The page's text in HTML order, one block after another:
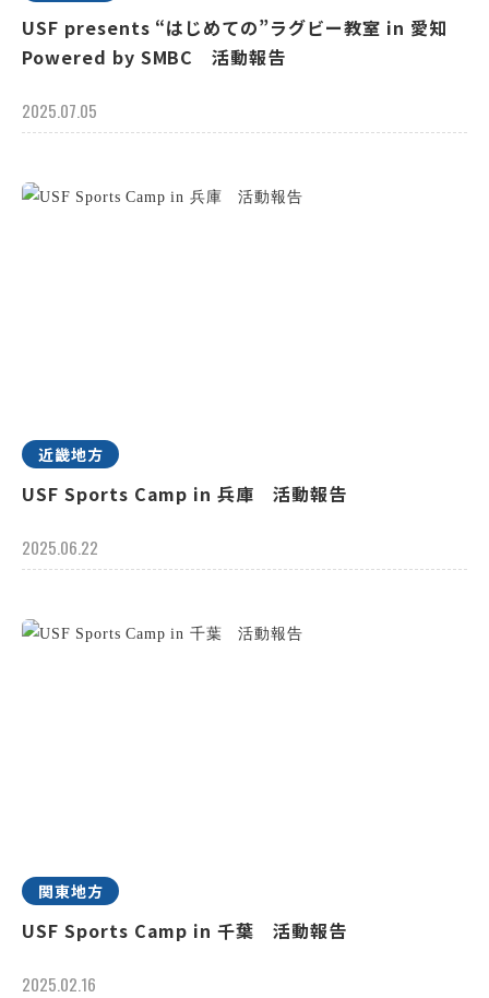
USF presents “はじめての”ラグビー教室 in 愛知
Powered by SMBC 活動報告
2025.07.05
近畿地方
USF Sports Camp in 兵庫 活動報告
2025.06.22
関東地方
USF Sports Camp in 千葉 活動報告
2025.02.16